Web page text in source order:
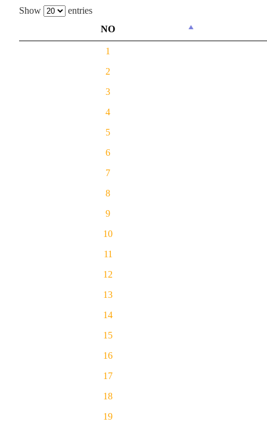
Show
entries
NO
1
2
3
4
5
6
7
8
9
10
11
12
13
14
15
16
17
18
19